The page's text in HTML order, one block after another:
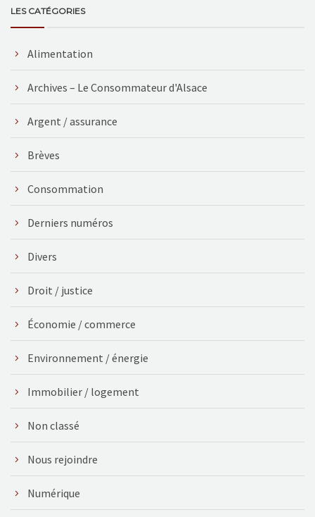
LES CATÉGORIES
Alimentation
Archives – Le Consommateur d'Alsace
Argent / assurance
Brèves
Consommation
Derniers numéros
Divers
Droit / justice
Économie / commerce
Environnement / énergie
Immobilier / logement
Non classé
Nous rejoindre
Numérique